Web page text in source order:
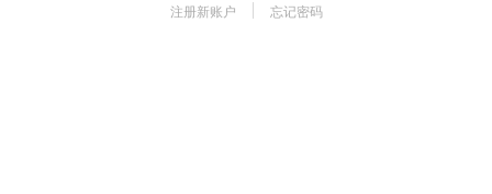
注册新账户 忘记密码